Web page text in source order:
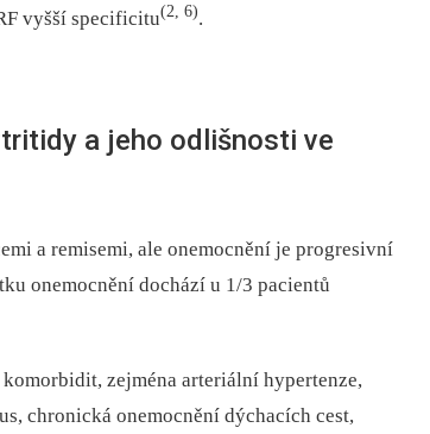
vyšší specificitu(2, 6).
a jeho odlišnosti ve
a remisemi, ale onemocnění je progresivní
onemocnění dochází u 1/3 pacientů
zejména arteriální hypertenze,
chronická onemocnění dýchacích cest,